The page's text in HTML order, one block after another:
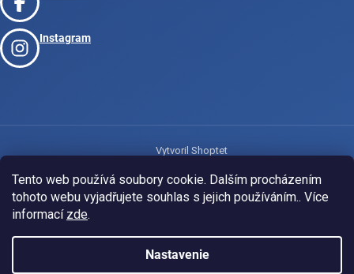
Tento web používá soubory cookie. Dalším procházením
tohoto webu vyjadřujete souhlas s jejich používáním.. Více
informací zde.
Nastavenie
Instagram
Vytvoril Shoptet
Copyright 2026www.josport.cz . Všetky práva vyhradené.